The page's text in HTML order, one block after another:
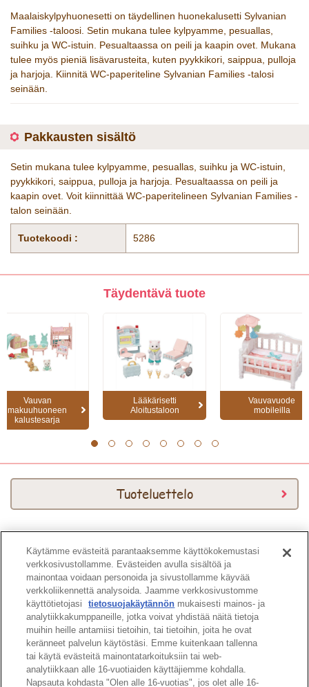
Maalaiskylpyhuonesetti on täydellinen huonekalusetti Sylvanian
Families -taloosi. Setin mukana tulee kylpyamme, pesuallas,
suihku ja WC-istuin. Pesualtaassa on peili ja kaapin ovet. Mukana
tulee myös pieniä lisävarusteita, kuten pyykkikori, saippua, pulloja
ja harjoja. Kiinnitä WC-paperiteline Sylvanian Families -talosi
seinään.
Pakkausten sisältö
Setin mukana tulee kylpyamme, pesuallas, suihku ja WC-istuin,
pyykkikori, saippua, pulloja ja harjoja. Pesualtaassa on peili ja
kaapin ovet. Voit kiinnittää WC-paperitelineen Sylvanian Families -
talon seinään.
Tuotekoodi : 5286
Täydentävä tuote
Vauvan
makuuhuoneen
kalustesarja
Lääkärisetti
Aloitustaloon
Vauvavuode
mobileilla
Tuoteluettelo
Download Kuvasto
Sivun ylös
Käytämme evästeitä parantaaksemme käyttökokemustasi
verkkosivustollamme. Evästeiden avulla sisältöä ja
mainontaa voidaan personoida ja sivustollamme käyvää
verkkoliikennettä analysoida. Jaamme verkkosivustomme
käyttötietojasi
tietosuojakäytännön mukaisesti mainos- ja
analytiikkakumppaneille, jotka voivat yhdistää näitä tietoja
muihin heille antamiisi tietoihin, tai tietoihin, joita he ovat
keränneet palvelun käytöstäsi. Emme kuitenkaan tallenna
tai käytä evästeitä mainontatarkoituksiin tai web-
analytiikkaan alle 16-vuotiaiden käyttäjiemme kohdalla.
Napsauta kohdasta "Olen alle 16-vuotias", jos olet alle 16-